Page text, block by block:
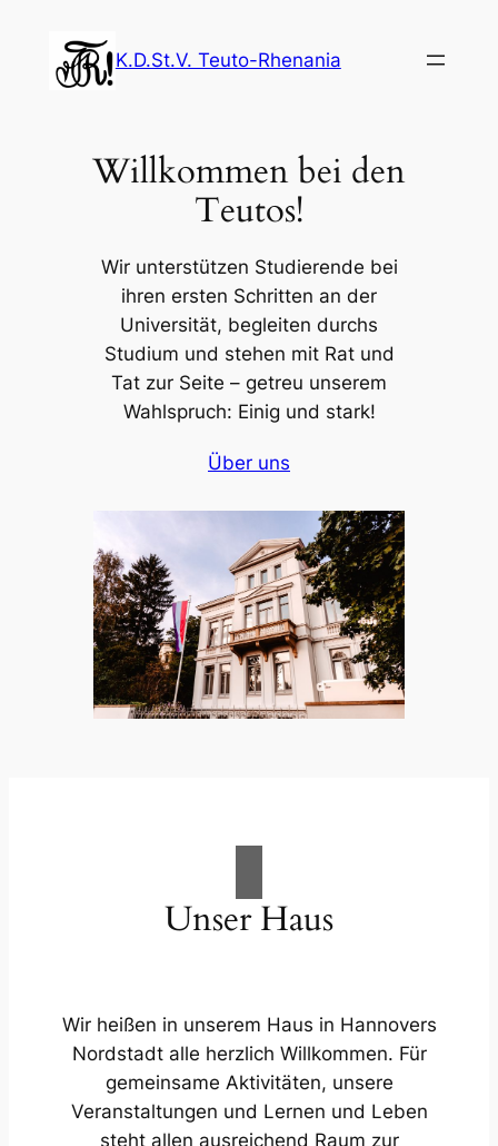
springen
K.D.St.V. Teuto-Rhenania
Willkommen bei den
Teutos!
Wir unterstützen Studierende bei
ihren ersten Schritten an der
Universität, begleiten durchs
Studium und stehen mit Rat und
Tat zur Seite – getreu unserem
Wahlspruch: Einig und stark!
Über uns
Unser Haus
Wir heißen in unserem Haus in Hannovers
Nordstadt alle herzlich Willkommen. Für
gemeinsame Aktivitäten, unsere
Veranstaltungen und Lernen und Leben
steht allen ausreichend Raum zur